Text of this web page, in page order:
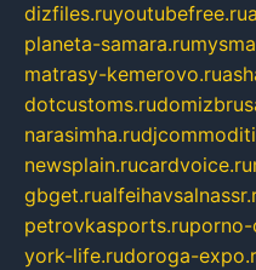
dizfiles.ruyoutubefree.ru
planeta-samara.ru
matrasy-kemerovo.ru
dotcustoms.ru
narasimha.ru
newsplain.rucardvoice.ru
gbget.ru
petrovkasports.ruporno-
york-life.rudoroga-